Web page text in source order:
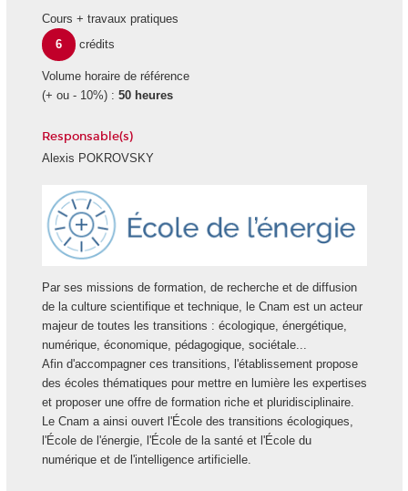
Cours + travaux pratiques
6
crédits
Volume horaire de référence
(+ ou - 10%) : 50 heures
Responsable(s)
Alexis POKROVSKY
Par ses missions de formation, de recherche et de diffusion
de la culture scientifique et technique, le Cnam est un acteur
majeur de toutes les transitions : écologique, énergétique,
numérique, économique, pédagogique, sociétale...
Afin d'accompagner ces transitions, l'établissement propose
des écoles thématiques pour mettre en lumière les expertises
et proposer une offre de formation riche et pluridisciplinaire.
Le Cnam a ainsi ouvert l'École des transitions écologiques,
l'École de l'énergie, l'École de la santé et l'École du
numérique et de l'intelligence artificielle.